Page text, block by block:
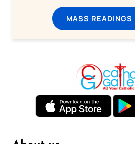
MASS READINGS